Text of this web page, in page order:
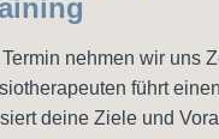
nehmen wir uns
führt
deine Ziele und